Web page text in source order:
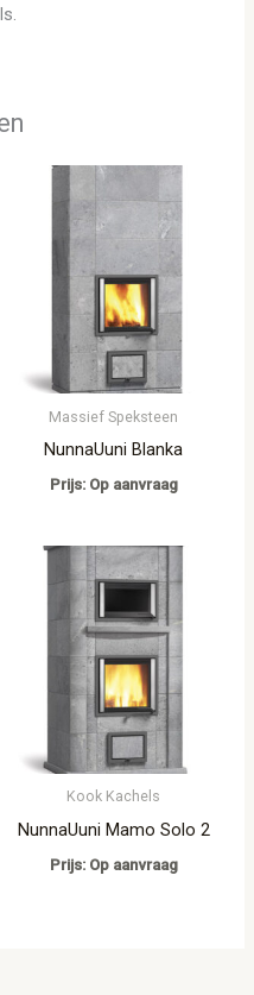
Massief Speksteen
NunnaUuni Blanka
Prijs: Op aanvraag
Kook Kachels
NunnaUuni Mamo Solo 2
Prijs: Op aanvraag